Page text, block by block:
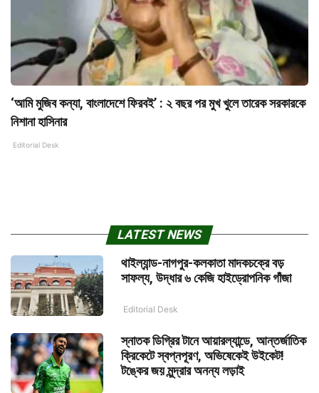
‘আমি মুজিব কন্যা, বাংলাদেশে ফিরবই’ : ২ বছর পর মুখ খুলে তারেক সরকারকে
নিশানা হাসিনার
Editorial Desk
LATEST NEWS
থাইল্যান্ড-নাগপুর-কলকাতা মাদকচক্রে বড়
সাফল্য, উদ্ধার ৬ কেজি হাইড্রোপনিক গাঁজা
Editorial Desk
স্নাতক ডিগ্রির টানে আয়ারল্যান্ডে, আন্তর্জাতিক
ক্রিকেটে স্বপ্নপূরণ, অভিষেকেই উইকেট!
টঙ্কের জয় মূন্দ্রার অনন্য লড়াই